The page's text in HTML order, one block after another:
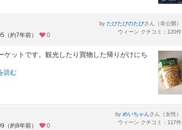
（約7年前） 0
by たびたびのたびさん（非公開）
ウィーン クチコミ：120件
ケットです。観光したり買物した帰りがけにち
読む
（約8年前） 0
by めいちゃんさん（女性）
ウィーン クチコミ：117件